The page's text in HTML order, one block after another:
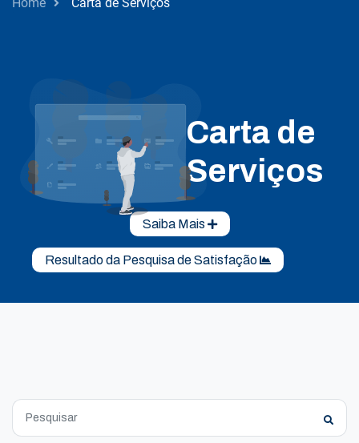
Carta de
Serviços
Saiba Mais
Resultado da Pesquisa de Satisfação